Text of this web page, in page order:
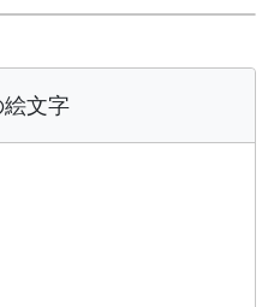
絵文字